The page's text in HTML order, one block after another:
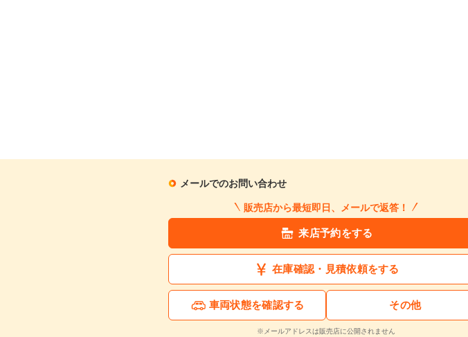
メールでのお問い合わせ
販売店から最短即日、メールで返答！
来店予約をする
在庫確認・見積依頼をする
車両状態を確認する その他
※メールアドレスは販売店に公開されません